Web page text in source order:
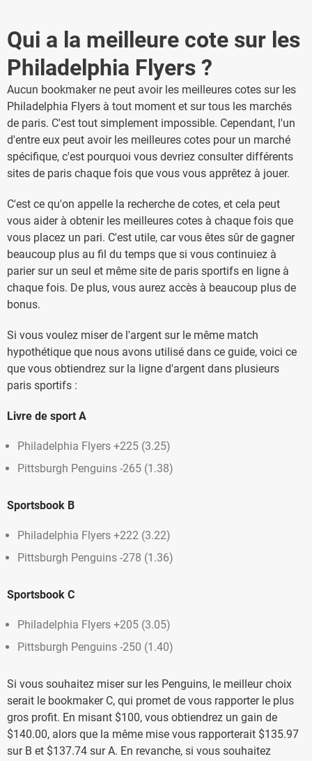
Qui a la meilleure cote sur les
Philadelphia Flyers ?
Aucun bookmaker ne peut avoir les meilleures cotes sur les
Philadelphia Flyers à tout moment et sur tous les marchés
de paris. C'est tout simplement impossible. Cependant, l'un
d'entre eux peut avoir les meilleures cotes pour un marché
spécifique, c'est pourquoi vous devriez consulter différents
sites de paris chaque fois que vous vous apprêtez à jouer.
C'est ce qu'on appelle la recherche de cotes, et cela peut
vous aider à obtenir les meilleures cotes à chaque fois que
vous placez un pari. C'est utile, car vous êtes sûr de gagner
beaucoup plus au fil du temps que si vous continuiez à
parier sur un seul et même site de paris sportifs en ligne à
chaque fois. De plus, vous aurez accès à beaucoup plus de
bonus.
Si vous voulez miser de l'argent sur le même match
hypothétique que nous avons utilisé dans ce guide, voici ce
que vous obtiendrez sur la ligne d'argent dans plusieurs
paris sportifs :
Livre de sport A
Philadelphia Flyers +225 (3.25)
Pittsburgh Penguins -265 (1.38)
Sportsbook B
Philadelphia Flyers +222 (3.22)
Pittsburgh Penguins -278 (1.36)
Sportsbook C
Philadelphia Flyers +205 (3.05)
Pittsburgh Penguins -250 (1.40)
Si vous souhaitez miser sur les Penguins, le meilleur choix
serait le bookmaker C, qui promet de vous rapporter le plus
gros profit. En misant $100, vous obtiendrez un gain de
$140.00, alors que la même mise vous rapporterait $135.97
sur B et $137.74 sur A. En revanche, si vous souhaitez